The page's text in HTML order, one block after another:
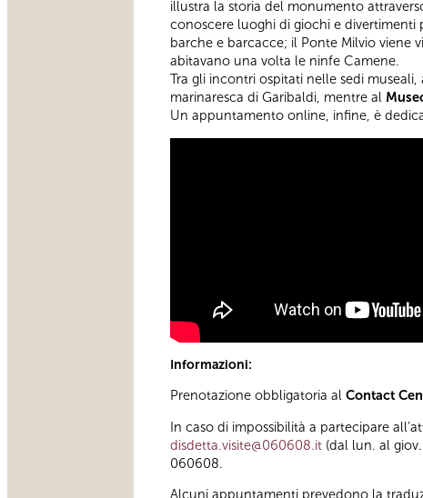
illustra la storia del monumento
conoscere luoghi di giochi e divertimenti
barche e barcacce; il Ponte Milvio viene
abitavano una volta le ninfe Camene.
Tra gli incontri ospitati nelle sedi museali,
marinaresca di Garibaldi, mentre al
Un appuntamento online, infine, è
Informazioni:
Prenotazione obbligatoria al Contact
In caso di impossibilità a partecipare
disdetta.visite@060608.it (dal lun. al
060608.
Alcuni appuntamenti prevedono la